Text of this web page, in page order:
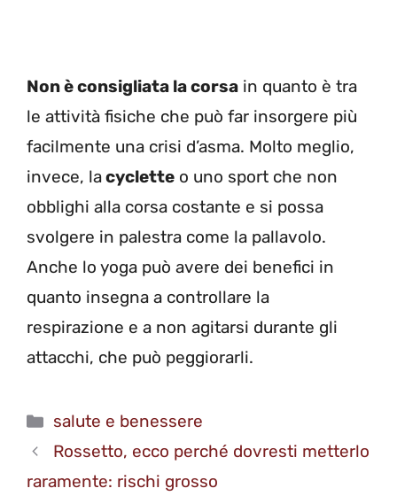
Non è consigliata la corsa in quanto è tra
le attività fisiche che può far insorgere più
facilmente una crisi d’asma. Molto meglio,
invece, lacyclette o uno sport che non
obblighi alla corsa costante e si possa
svolgere in palestra come la pallavolo.
Anche lo yoga può avere dei benefici in
quanto insegna a controllare la
respirazione e a non agitarsi durante gli
attacchi, che può peggiorarli.
Categorie
salute e benessere
Rossetto, ecco perché dovresti metterlo
raramente: rischi grosso